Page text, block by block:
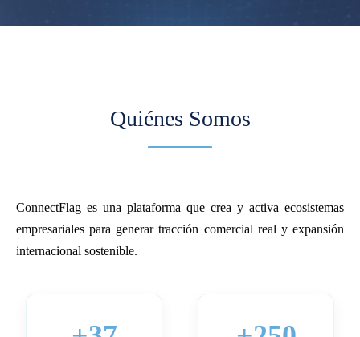
Quiénes Somos
ConnectFlag es una plataforma que crea y activa ecosistemas
empresariales para generar tracción comercial real y expansión
internacional sostenible.